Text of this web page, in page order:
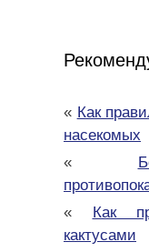
« Как
насекомых
«
« Как
кактусами